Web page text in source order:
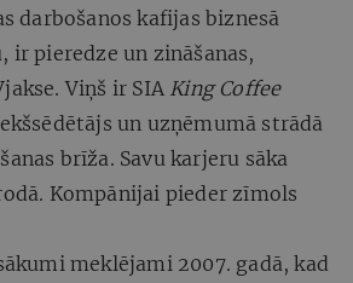
darbošanos kafijas biznesā
ir pieredze un zināšanas,
Viņš ir SIA King Coffee
un uzņēmumā strādā
brīža. Savu karjeru sāka
Kompānijai pieder zīmols
meklējami 2007. gadā, kad